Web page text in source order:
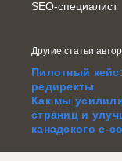
SEO-специалист
Другие статьи
Пилотный
редиректы
Как мы
страниц и
канадского e-